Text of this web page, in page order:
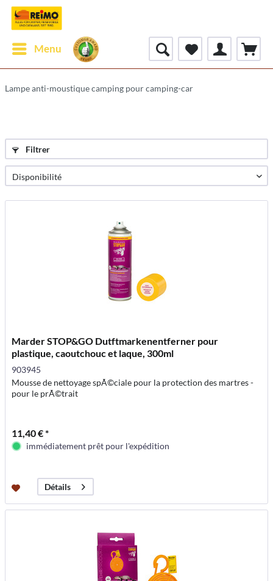
Menu
Lampe anti-moustique camping pour camping-car
Filtrer
Marder STOP&GO Dutftmarkenentferner pour
plastique, caoutchouc et laque, 300ml
903945
Mousse de nettoyage spÃ©ciale pour la protection des martres -
pour le prÃ©trait
11,40 € *
immédiatement prêt pour l'expédition
Détails